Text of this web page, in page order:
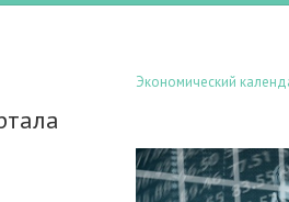
Экономический